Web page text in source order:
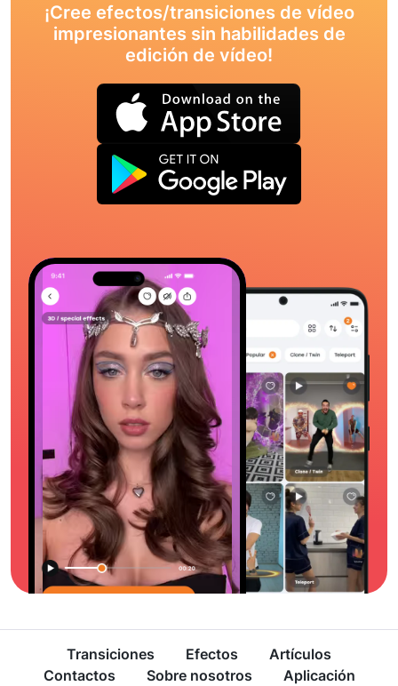
¡Cree efectos/transiciones de vídeo
impresionantes sin habilidades de
edición de vídeo!
Transiciones Efectos
Artículos
Contactos
Sobre nosotros Aplicación